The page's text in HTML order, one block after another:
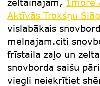
zeltainajam, 1more
Aktīvās Trokšņu
vislabākais
melnajam.citi
frīstaila zaļo un
snovborda saišu
viegli neiekrītiet